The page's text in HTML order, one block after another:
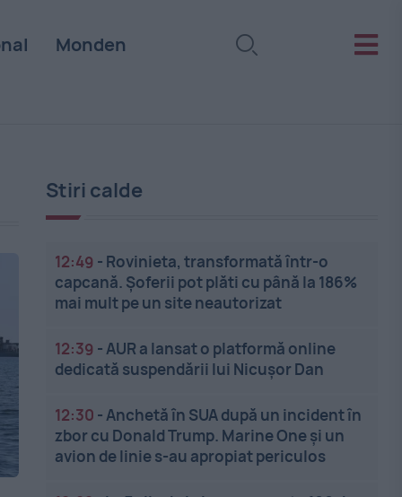
Monden
Stiri calde
12:49 - Rovinieta, transformată într-o
capcană. Șoferii pot plăti cu până la 186%
mai mult pe un site neautorizat
12:39 -AUR a lansat o platformă online
dedicată suspendării lui Nicușor Dan
12:30 -Anchetă în SUA după un incident în
zbor cu Donald Trump. Marine One și un
avion de linie s-au apropiat periculos